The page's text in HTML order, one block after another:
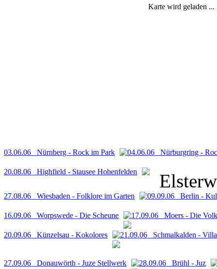
Karte wird geladen ...
03.06.06 Nürnberg - Rock im Park 04.06.06 Nürburgring -
20.08.06 Highfield - Stausee Hohenfelden
27.08.06 Wiesbaden - Folklore im Garten 09.09.06 Berlin -
16.09.06 Worpswede - Die Scheune 17.09.06 Moers - Die
20.09.06 Künzelsau - Kokolores 21.09.06 Schmalkalden -
27.09.06 Donauwörth - Juze Stellwerk 28.09.06 Brühl - Juz